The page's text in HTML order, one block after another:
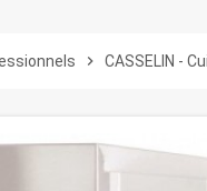
chevron_right CASSELIN -